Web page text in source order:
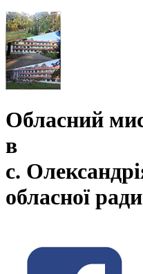
Обласний
в
с.
обласної ради